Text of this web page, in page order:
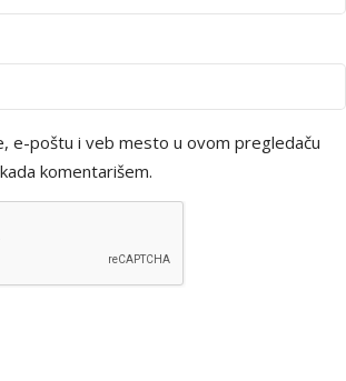
e-poštu i veb mesto u ovom pregledaču
komentarišem.